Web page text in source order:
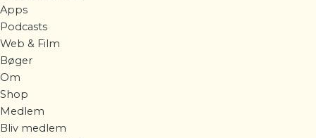
Apps
Podcasts
Web & Film
Bøger
Om
Shop
Medlem
Bliv medlem